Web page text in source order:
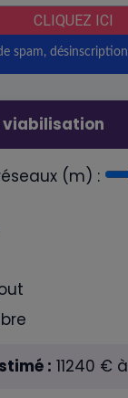
(m) :
: 11240 € à